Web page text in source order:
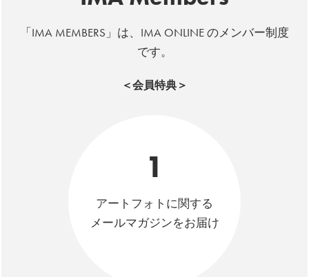
「IMA MEMBERS」は、IMA ONLINE のメンバー制度
です。
＜会員特典＞
1
アートフォトに関する
メールマガジンをお届け